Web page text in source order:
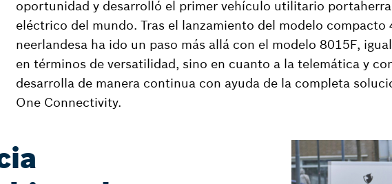
oportunidad y desarrolló el primer vehículo utilitario
eléctrico del mundo. Tras el lanzamiento del modelo compacto
neerlandesa ha ido un paso más allá con el modelo 8015F,
en términos de versatilidad, sino en cuanto a la telemática y
desarrolla de manera continua con ayuda de la completa
One Connectivity.